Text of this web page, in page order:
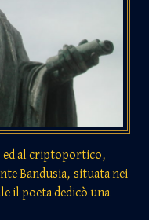
ed al criptoportico,
Bandusia, situata nei
il poeta dedicò una